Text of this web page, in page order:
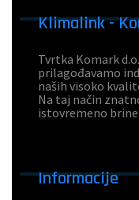
Klimalink -
Tvrtka Komark
prilagođavamo
naših visoko
Na taj način
istovremeno
Informacije